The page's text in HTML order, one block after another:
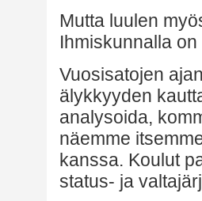
Mutta luulen
Ihmiskunnalla
Vuosisatojen
älykkyyden
analysoida,
näemme
kanssa. Koulut
status- ja